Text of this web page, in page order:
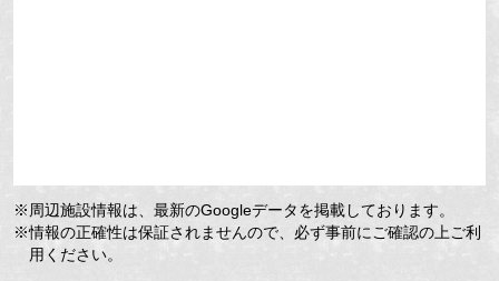
※周辺施設情報は、最新のGoogleデータを掲載しております。
※情報の正確性は保証されませんので、必ず事前にご確認の上ご利
用ください。